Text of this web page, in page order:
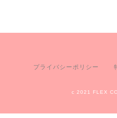
プライバシーポリシー
c 2021 FLEX